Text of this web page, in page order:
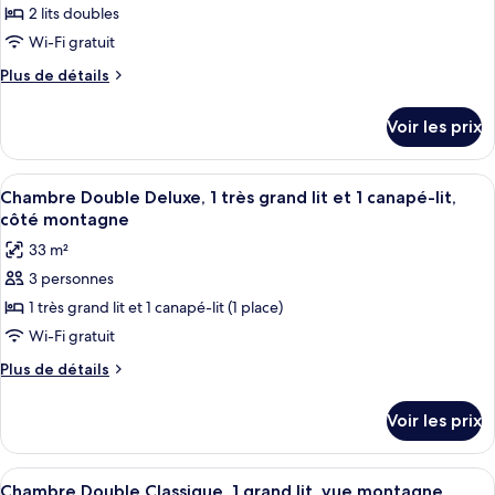
photos
pour
ce
chambre :
Chambre
Quadruple
2 lits doubles
Wi-Fi gratuit
Plus de détails
Plus
le
type
de
chambre
Quadruple
Voir les prix
Afficher
toutes
les
photos
pour
ce
type
de
Double
Deluxe,
Une chambre à coucher moderne
4
Chambre Double Deluxe, 1 très grand lit et 1 canapé-lit,
côté montagne
33 m²
3 personnes
1 très grand lit et 1 canapé-lit (1 place)
Wi-Fi gratuit
Plus de détails
Plus
le
type
de
Voir les prix
Afficher
Une chambre à coucher moderne
1